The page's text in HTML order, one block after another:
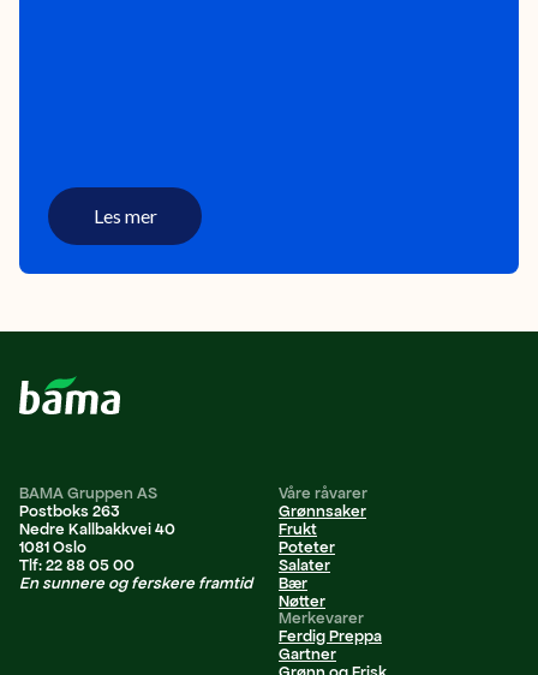
Les mer
BAMA Gruppen AS
Postboks 263
Nedre Kallbakkvei 40
1081 Oslo
Tlf: 22 88 05 00
En sunnere og ferskere framtid
Våre råvarer
Grønnsaker
Frukt
Poteter
Salater
Bær
Nøtter
Merkevarer
Ferdig Preppa
Gartner